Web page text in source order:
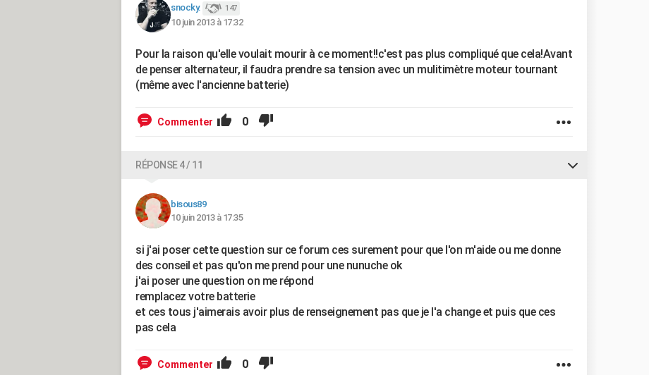
snocky. 147
10 juin 2013 à 17:32
Pour la raison qu'elle voulait mourir à ce moment!!c'est pas plus compliqué que cela!Avant
de penser alternateur, il faudra prendre sa tension avec un mulitimètre moteur tournant
(même avec l'ancienne batterie)
Commenter 0
RÉPONSE 4 / 11
bisous89
10 juin 2013 à 17:35
si j'ai poser cette question sur ce forum ces surement pour que l'on m'aide ou me donne
des conseil et pas qu'on me prend pour une nunuche ok
j'ai poser une question on me répond
remplacez votre batterie
et ces tous j'aimerais avoir plus de renseignement pas que je l'a change et puis que ces
pas cela
Commenter 0